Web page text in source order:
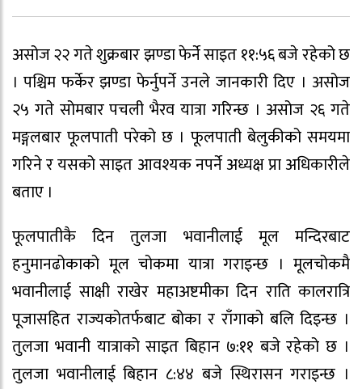
असोज २२ गते शुक्रबार झण्डा फेर्ने साइत ११:५६ बजे रहेको छ
। पश्चिम फर्केर झण्डा फेर्नुपर्ने उनले जानकारी दिए । असोज
२५ गते सोमबार पचली भैरव यात्रा गरिन्छ । असोज २६ गते
मङ्गलबार फूलपाती परेको छ । फूलपाती बेलुकीको समयमा
गरिने र यसको साइत आवश्यक नपर्ने अध्यक्ष प्रा अधिकारीले
बताए ।
फूलपातीकै दिन तुलजा भवानीलाई मूल मन्दिरबाट
हनुमानढोकाको मूल चोकमा यात्रा गराइन्छ । मूलचोकमै
भवानीलाई साक्षी राखेर महाअष्टमीका दिन राति कालरात्रि
पूजासहित राज्यकोतर्फबाट बोका र राँगाको बलि दिइन्छ ।
तुलजा भवानी यात्राको साइत बिहान ७:११ बजे रहेको छ ।
तुलजा भवानीलाई बिहान ८:४४ बजे स्थिरासन गराइन्छ ।